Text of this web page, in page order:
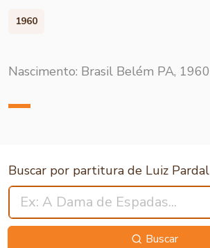
1960
Nascimento: Brasil Belém PA, 1960
Buscar por partitura de Luiz Pardal
Buscar